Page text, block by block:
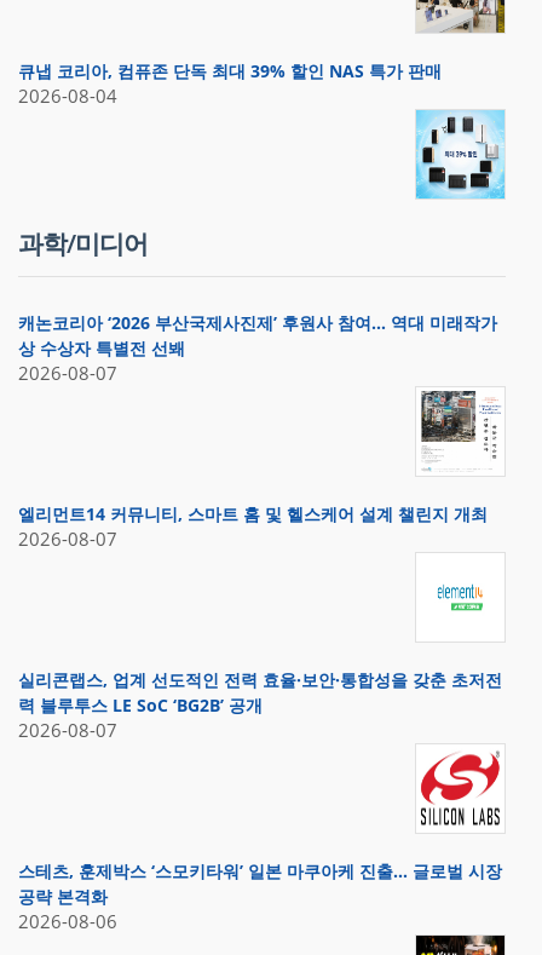
큐냅 코리아, 컴퓨존 단독 최대 39% 할인 NAS 특가 판매
2026-08-04
과학/미디어
캐논코리아 ‘2026 부산국제사진제’ 후원사 참여… 역대 미래작가
상 수상자 특별전 선봬
2026-08-07
엘리먼트14 커뮤니티, 스마트 홈 및 헬스케어 설계 챌린지 개최
2026-08-07
실리콘랩스, 업계 선도적인 전력 효율·보안·통합성을 갖춘 초저전
력 블루투스 LE SoC ‘BG2B’ 공개
2026-08-07
스테츠, 훈제박스 ‘스모키타워’ 일본 마쿠아케 진출… 글로벌 시장
공략 본격화
2026-08-06